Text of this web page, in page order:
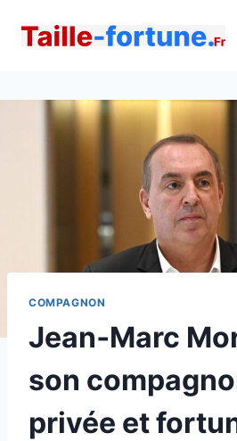
COMPAGNON
Jean‑Marc
son
privée et